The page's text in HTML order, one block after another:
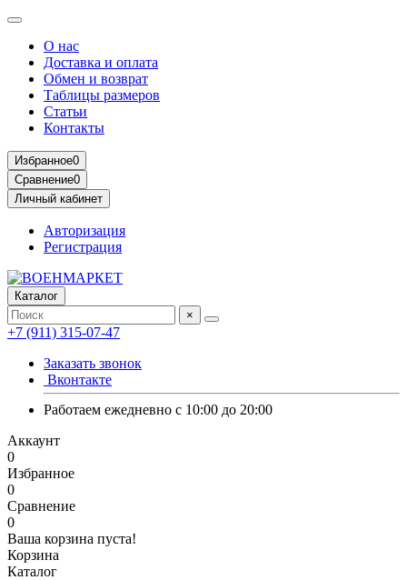
О нас
Доставка и оплата
Обмен и возврат
Таблицы размеров
Статьи
Контакты
Избранное0
Сравнение0
Личный кабинет
Авторизация
Регистрация
Каталог
×
+7 (911) 315-07-47
Заказать звонок
Вконтакте
Работаем ежедневно с 10:00 до 20:00
Аккаунт
0
Избранное
0
Сравнение
0
Ваша корзина пуста!
Корзина
Каталог